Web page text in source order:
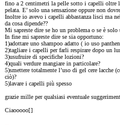
fino a 2 centimetri la pelle sotto i capelli oltre
pelata. E’ solo una sensazione oppure non
Inoltre io avevo i capelli abbastanza lisci ma
da cosa dipende??
Mi sapreste dire se ho un problema o se è solo
In fine mi sapreste dire se sia opportuno:
1)adottare uno shampoo adatto ( io uso
2)tagliare i capelli per farli respirare dopo un
3)usufruire di specifiche lozioni?
4)quali verdure mangiare in particolare?
5)smettere totalmente l’uso di gel cere lacche
ciò)?
5)lavare i capelli più spesso
grazie mille per qualsiasi eventuale
Ciaooooo[]